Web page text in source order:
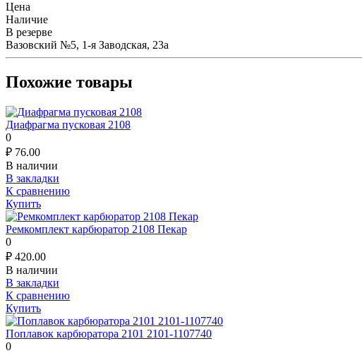
Цена
Наличие
В резерве
Вазовский №5, 1-я Заводская, 23а
Похожие товары
Диафрагма пусковая 2108
0
₽ 76.00
В наличии
В закладки
К сравнению
Купить
Ремкомплект карбюратор 2108 Пекар
0
₽ 420.00
В наличии
В закладки
К сравнению
Купить
Поплавок карбюратора 2101 2101-1107740
0